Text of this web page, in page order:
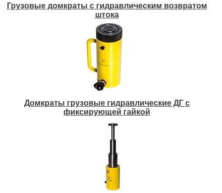
Грузовые домкраты с гидравлическим возвратом
штока
Домкраты грузовые гидравлические ДГ с
фиксирующей гайкой